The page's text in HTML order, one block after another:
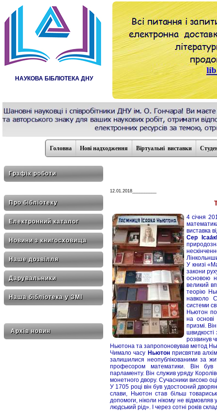
НАУКОВА БІБЛІОТЕКА ДНУ
Головна Нові надходження Віртуальні виставки
Графік роботи
Про бібліотеку
Електронний каталог
Новини з книгосховища
Наше дозвілля
Дарувальники
Наша бібліотека у ЗМІ
Архів новин
12.01.2018__________
4 січня
виставка
Сер
У книзі
закони
основою
великий
теорію
навколо
системи
Ньютон
на основі
призмі.
розвинув
Ньютона та запропоновував метод
Чимало часу Ньютонприсвятив
залишилися неопублікованими за
професором математики. Він був
парламенту. Він служив уряду
монетного двору. Сучасники високо
У 1705 році він був удостоєний
слави, Ньютон став більш
допомоги, ніколи нікому не відмовляв
людський рід». І через сотні років